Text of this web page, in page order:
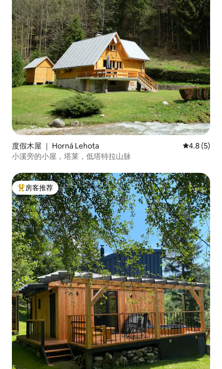
度假木屋 ｜ Horná Lehota 平均评分
4.8 (5)
小溪旁的小屋，塔莱，低塔特拉山脉
热门「房客推荐」
房客推荐